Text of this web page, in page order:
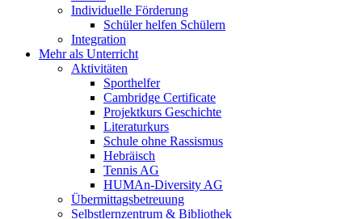
Individuelle Förderung
Schüler helfen Schülern
Integration
Mehr als Unterricht
Aktivitäten
Sporthelfer
Cambridge Certificate
Projektkurs Geschichte
Literaturkurs
Schule ohne Rassismus
Hebräisch
Tennis AG
HUMAn-Diversity AG
Übermittagsbetreuung
Selbstlernzentrum & Bibliothek